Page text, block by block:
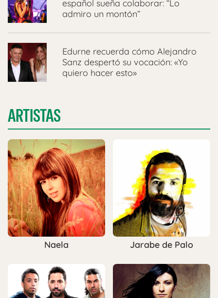
español sueña colaborar: “Lo
admiro un montón”
Edurne recuerda cómo Alejandro
Sanz despertó su vocación: «Yo
quiero hacer esto»
ARTISTAS
Naela Jarabe de Palo